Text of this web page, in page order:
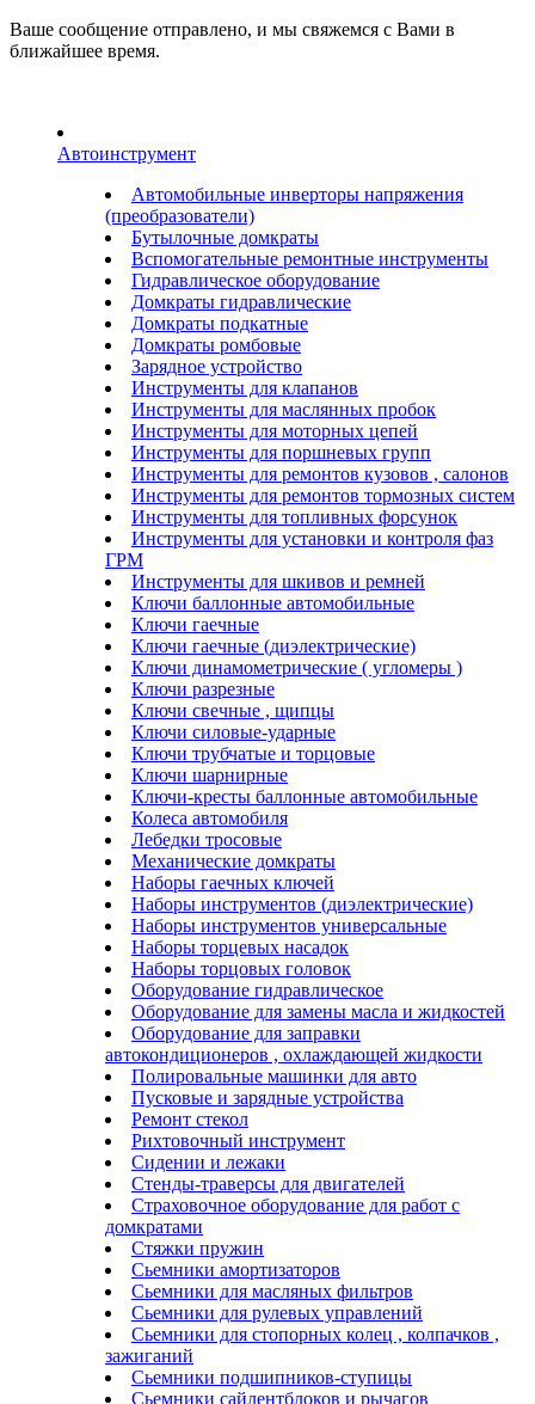
Ваше сообщение отправлено, и мы свяжемся с Вами в
ближайшее время.
Автоинструмент
Автомобильные инверторы напряжения
(преобразователи)
Бутылочные домкраты
Вспомогательные ремонтные инструменты
Гидравлическое оборудование
Домкраты гидравлические
Домкраты подкатные
Домкраты ромбовые
Зарядное устройство
Инструменты для клапанов
Инструменты для маслянных пробок
Инструменты для моторных цепей
Инструменты для поршневых групп
Инструменты для ремонтов кузовов , салонов
Инструменты для ремонтов тормозных систем
Инструменты для топливных форсунок
Инструменты для установки и контроля фаз
ГРМ
Инструменты для шкивов и ремней
Ключи баллонные автомобильные
Ключи гаечные
Ключи гаечные (диэлектрические)
Ключи динамометрические ( угломеры )
Ключи разрезные
Ключи свечные , щипцы
Ключи силовые-ударные
Ключи трубчатые и торцовые
Ключи шарнирные
Ключи-кресты баллонные автомобильные
Колеса автомобиля
Лебедки тросовые
Механические домкраты
Наборы гаечных ключей
Наборы инструментов (диэлектрические)
Наборы инструментов универсальные
Наборы торцевых насадок
Наборы торцовых головок
Оборудование гидравлическое
Оборудование для замены масла и жидкостей
Оборудование для заправки
автокондиционеров , охлаждающей жидкости
Полировальные машинки для авто
Пусковые и зарядные устройства
Ремонт стекол
Рихтовочный инструмент
Сидении и лежаки
Стенды-траверсы для двигателей
Страховочное оборудование для работ с
домкратами
Стяжки пружин
Сьемники амортизаторов
Сьемники для масляных фильтров
Сьемники для рулевых управлений
Сьемники для стопорных колец , колпачков ,
зажиганий
Сьемники подшипников-ступицы
Сьемники сайлентблоков и рычагов